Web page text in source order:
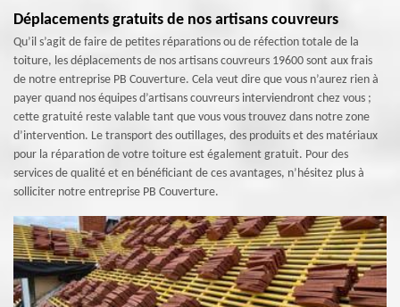
Déplacements gratuits de nos artisans couvreurs
Qu’il s’agit de faire de petites réparations ou de réfection totale de la
toiture, les déplacements de nos artisans couvreurs 19600 sont aux frais
de notre entreprise PB Couverture. Cela veut dire que vous n’aurez rien à
payer quand nos équipes d’artisans couvreurs interviendront chez vous ;
cette gratuité reste valable tant que vous vous trouvez dans notre zone
d’intervention. Le transport des outillages, des produits et des matériaux
pour la réparation de votre toiture est également gratuit. Pour des
services de qualité et en bénéficiant de ces avantages, n’hésitez plus à
solliciter notre entreprise PB Couverture.